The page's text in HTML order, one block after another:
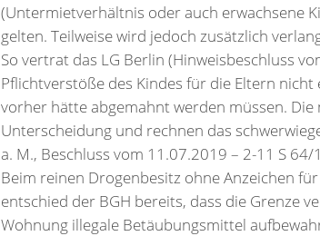
(Untermietverhältnis oder auch erwachsene
gelten. Teilweise wird jedoch zusätzlich
So vertrat das LG Berlin (Hinweisbeschluss
Pflichtverstöße des Kindes für die Eltern
vorher hätte abgemahnt werden müssen.
Unterscheidung und rechnen das
a. M., Beschluss vom 11.07.2019 – 2-11 S
Beim reinen Drogenbesitz ohne Anzeichen
entschied der BGH bereits, dass die Grenze
Wohnung illegale Betäubungsmittel